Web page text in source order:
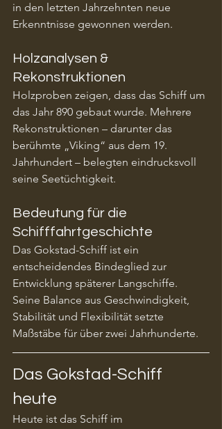
in den letzten Jahrzehnten neue
Erkenntnisse gewonnen werden.
Holzanalysen &
Rekonstruktionen
Holzproben zeigen, dass das Schiff um
das Jahr 890 gebaut wurde. Mehrere
Rekonstruktionen – darunter das
berühmte „Viking“ aus dem 19.
Jahrhundert – belegten eindrucksvoll
seine Seetüchtigkeit.
Bedeutung für die
Schifffahrtgeschichte
Das Gokstad-Schiff ist ein
entscheidendes Bindeglied zur
Entwicklung späterer Langschiffe.
Seine Balance aus Geschwindigkeit,
Stabilität und Flexibilität setzte
Maßstäbe für über zwei Jahrhunderte.
Das Gokstad-Schiff
heute
Heute ist das Schiff im